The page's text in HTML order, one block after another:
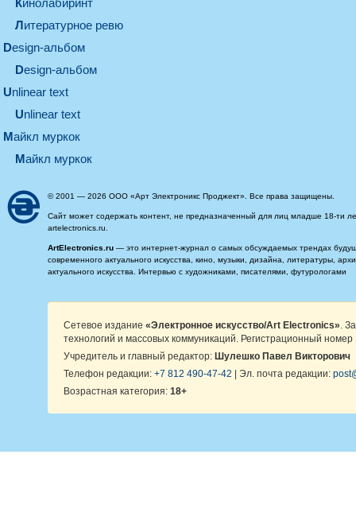
кинолабиринт
литературное ревю
design-альбом
design-альбом
unlinear text
Unlinear text
майкл муркок
майкл муркок
© 2001 — 2026 ООО «Арт Электроникс Проджект». Все права защищены.
Сайт может содержать контент, не предназначенный для лиц младше 18-ти
artelectronics.ru.
ArtElectronics.ru — это интернет-журнал о самых обсуждаемых трендах
современного актуального искусства, кино, музыки, дизайна, литературы,
актуального искусства. Интервью с художниками, писателями, футурологами
Сетевое издание «Электронное искусство/Art Electronics» .
технологий и массовых коммуникаций. Регистрационный
Учредитель и главный редактор: Шулешко Павел Викторович
Телефон редакции: +7 812 490-47-42 | Эл. почта редакции:
Возрастная категория: 18+